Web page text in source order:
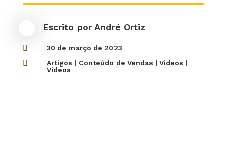
Escrito por André Ortiz
 30 de março de 2023
 Artigos | Conteúdo de Vendas | Videos |
Videos